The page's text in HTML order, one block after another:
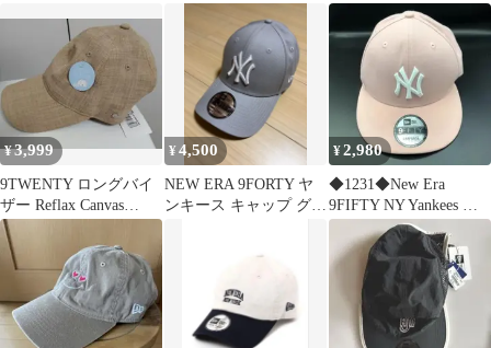
× ホワイト
ベージュ
¥3,999
9TWENTY ロングバイ
ザー Reflax Canvas
Metal Pin
¥4,500
NEW ERA 9FORTY ヤ
ンキース キャップ グレ
¥2,980
◆1231◆New Era
9FIFTY NY Yankees キ
ャップ ピンク